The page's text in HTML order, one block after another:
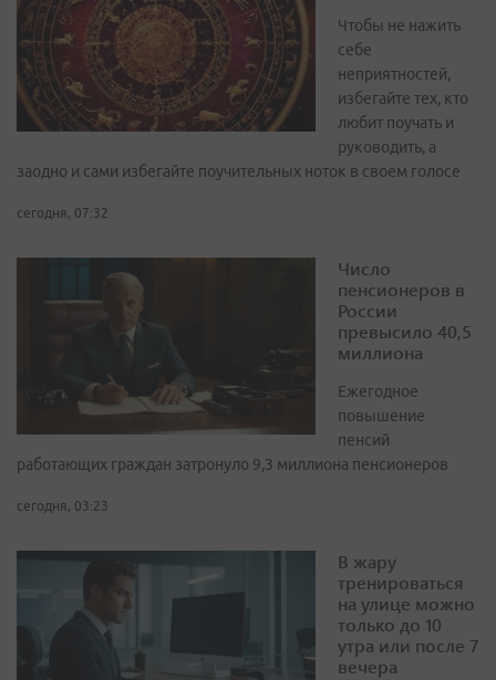
Чтобы не нажить
себе
неприятностей,
избегайте тех, кто
любит поучать и
руководить, а
заодно и сами избегайте поучительных ноток в своем голосе
сегодня, 07:32
Число
пенсионеров в
России
превысило 40,5
миллиона
Ежегодное
повышение
пенсий
работающих граждан затронуло 9,3 миллиона пенсионеров
сегодня, 03:23
В жару
тренироваться
на улице можно
только до 10
утра или после 7
вечера